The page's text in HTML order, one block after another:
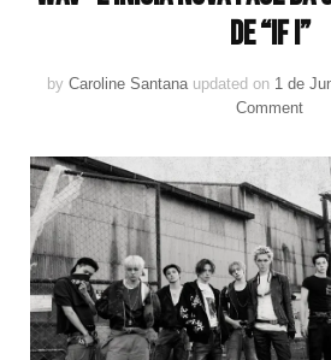
de “IF I”
by Caroline Santana updated on 1 de
Commenton
com
e
fase